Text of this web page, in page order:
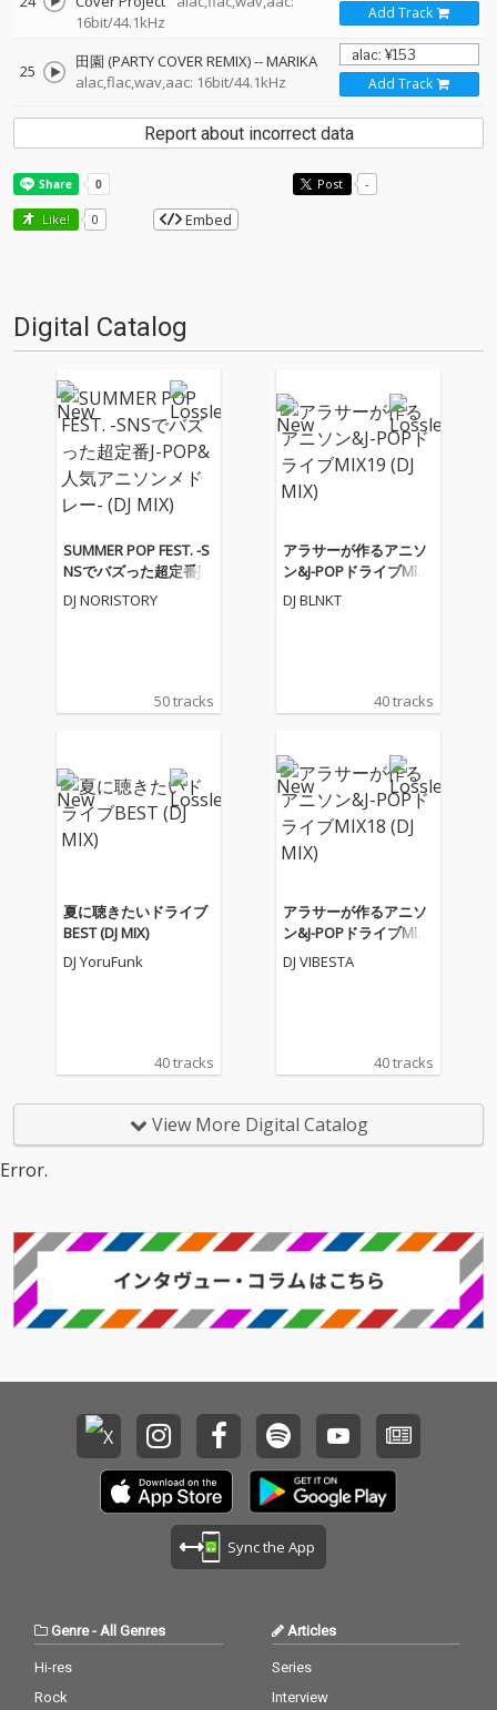
16bit/44.1kHz
Add Track
25 田園 (PARTY COVER REMIX)--MARIKA
alac,flac,wav,aac: 16bit/44.1kHz
Add Track
Report about incorrect data
Post -
Like! 0 Embed
Digital Catalog
SUMMER POP FEST. -S
NSでバズった超定番J-P
OP&人気アニソンメド
レー- (DJ MIX)
DJ NORISTORY
50 tracks
アラサーが作るアニソ
ン&J-POPドライブMIX1
9 (DJ MIX)
DJ BLNKT
40 tracks
夏に聴きたいドライブ
BEST (DJ MIX)
DJ YoruFunk
40 tracks
アラサーが作るアニソ
ン&J-POPドライブMIX1
8 (DJ MIX)
DJ VIBESTA
40 tracks
View More Digital Catalog
Error.
Sync the App
Genre- All Genres
Hi-res
Rock
Articles
Series
Interview